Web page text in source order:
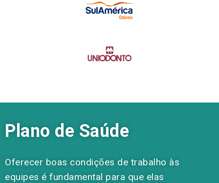
Plano de Saúde
Oferecer boas condições de trabalho às
equipes é fundamental para que elas